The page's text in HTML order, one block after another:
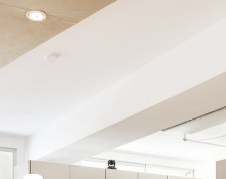
HOME
ÜBER UNS
individuell angefertigt. Anschließend wird das Inlay
oder die Teilkrone mit speziellen Kunststoffen
eingesetzt. Diese Füllungen sind sehr
abnutzungsbeständig, stabil und langlebig. Bei
der Verwendung von Keramik kann die Farbe des
Zähne angepasst werden. Somit sind die Füllungen
ZURÜCK ZUR ÜBERSICHT